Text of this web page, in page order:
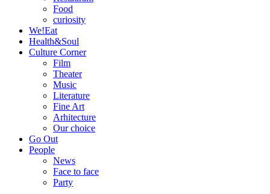
Food
curiosity
We!Eat
Health&Soul
Culture Corner
Film
Theater
Music
Literature
Fine Art
Arhitecture
Our choice
Go Out
People
News
Face to face
Party